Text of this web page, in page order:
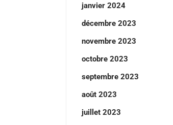
janvier 2024
décembre 2023
novembre 2023
octobre 2023
septembre 2023
août 2023
juillet 2023